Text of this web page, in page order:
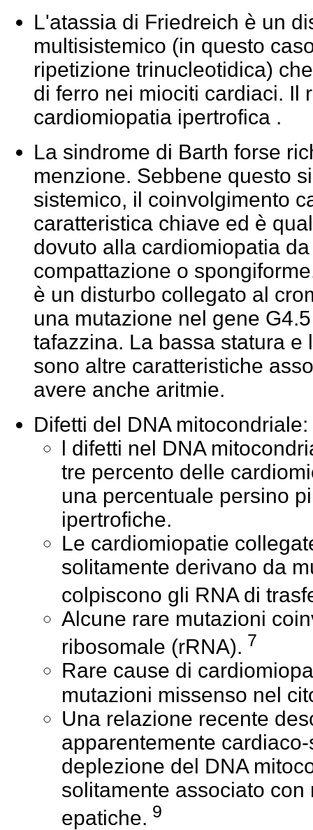
L'atassia di Friedreich è un
multisistemico (in questo
ripetizione trinucleotidica)
di ferro nei miociti cardiaci. Il
cardiomiopatia ipertrofica .
La sindrome di Barth forse
menzione. Sebbene questo
sistemico, il coinvolgimento
caratteristica chiave ed è
dovuto alla cardiomiopatia
compattazione o
è un disturbo collegato al
una mutazione nel gene
tafazzina. La bassa statura e
sono altre caratteristiche
avere anche aritmie.
Difetti del DNA mitocondriale:
l difetti nel DNA
tre percento delle
una percentuale persino
ipertrofiche.
Le cardiomiopatie
solitamente derivano da
colpiscono gli RNA di
Alcune rare mutazioni
ribosomale (rRNA). 7
Rare cause di
mutazioni missenso nel
Una relazione recente
apparentemente
deplezione del DNA
solitamente associato
epatiche. 9